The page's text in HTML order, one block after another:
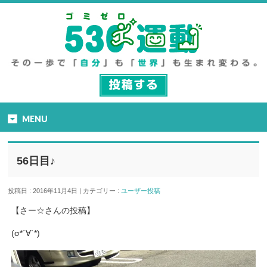
MENU
56日目♪
投稿日 : 2016年11月4日 | カテゴリー :ユーザー投稿
【さー☆さんの投稿】
(σ*´∀`*)